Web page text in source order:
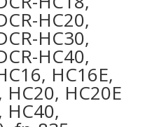
HC20,
HC30,
HC40,
HC16E,
HC20, HC20E
HC40,